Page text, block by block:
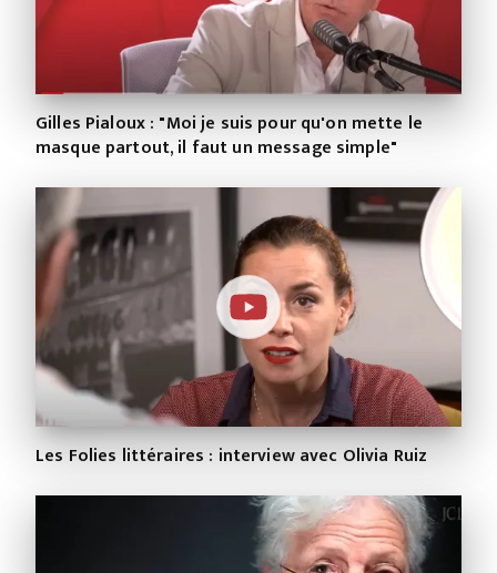
Gilles Pialoux : "Moi je suis pour qu'on mette le
masque partout, il faut un message simple"
Les Folies littéraires : interview avec Olivia Ruiz